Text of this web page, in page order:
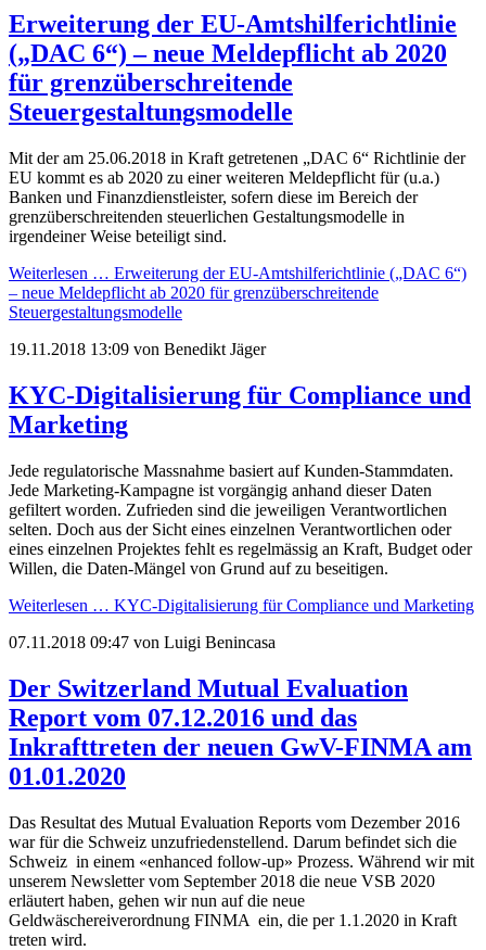
Erweiterung der EU-Amtshilferichtlinie
(„DAC 6“) – neue Meldepflicht ab 2020
für grenzüberschreitende
Steuergestaltungsmodelle
Mit der am 25.06.2018 in Kraft getretenen „DAC 6“ Richtlinie der
EU kommt es ab 2020 zu einer weiteren Meldepflicht für (u.a.)
Banken und Finanzdienstleister, sofern diese im Bereich der
grenzüberschreitenden steuerlichen Gestaltungsmodelle in
irgendeiner Weise beteiligt sind.
Weiterlesen … Erweiterung der EU-Amtshilferichtlinie („DAC 6“)
– neue Meldepflicht ab 2020 für grenzüberschreitende
Steuergestaltungsmodelle
19.11.2018 13:09 von Benedikt Jäger
KYC-Digitalisierung für Compliance und
Marketing
Jede regulatorische Massnahme basiert auf Kunden-Stammdaten.
Jede Marketing-Kampagne ist vorgängig anhand dieser Daten
gefiltert worden. Zufrieden sind die jeweiligen Verantwortlichen
selten. Doch aus der Sicht eines einzelnen Verantwortlichen oder
eines einzelnen Projektes fehlt es regelmässig an Kraft, Budget oder
Willen, die Daten-Mängel von Grund auf zu beseitigen.
Weiterlesen … KYC-Digitalisierung für Compliance und Marketing
07.11.2018 09:47 von Luigi Benincasa
Der Switzerland Mutual Evaluation
Report vom 07.12.2016 und das
Inkrafttreten der neuen GwV-FINMA am
01.01.2020
Das Resultat des Mutual Evaluation Reports vom Dezember 2016
war für die Schweiz unzufriedenstellend. Darum befindet sich die
Schweiz in einem «enhanced follow-up» Prozess. Während wir mit
unserem Newsletter vom September 2018 die neue VSB 2020
erläutert haben, gehen wir nun auf die neue
Geldwäschereiverordnung FINMA ein, die per 1.1.2020 in Kraft
treten wird.